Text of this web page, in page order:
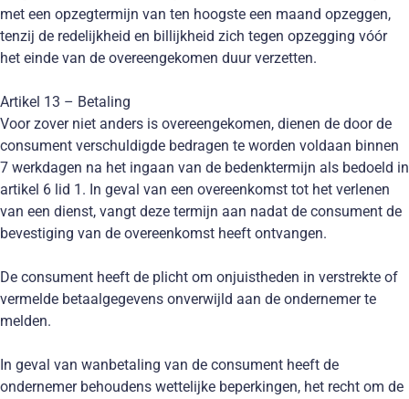
met een opzegtermijn van ten hoogste een maand opzeggen,
tenzij de redelijkheid en billijkheid zich tegen opzegging vóór
het einde van de overeengekomen duur verzetten.
Artikel 13 – Betaling
Voor zover niet anders is overeengekomen, dienen de door de
consument verschuldigde bedragen te worden voldaan binnen
7 werkdagen na het ingaan van de bedenktermijn als bedoeld in
artikel 6 lid 1. In geval van een overeenkomst tot het verlenen
van een dienst, vangt deze termijn aan nadat de consument de
bevestiging van de overeenkomst heeft ontvangen.
De consument heeft de plicht om onjuistheden in verstrekte of
vermelde betaalgegevens onverwijld aan de ondernemer te
melden.
In geval van wanbetaling van de consument heeft de
ondernemer behoudens wettelijke beperkingen, het recht om de